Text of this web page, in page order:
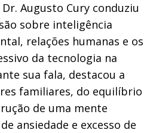
Augusto Cury conduziu
sobre inteligência
relações humanas e os
da tecnologia na
sua fala, destacou a
familiares, do equilíbrio
de uma mente
ansiedade e excesso de